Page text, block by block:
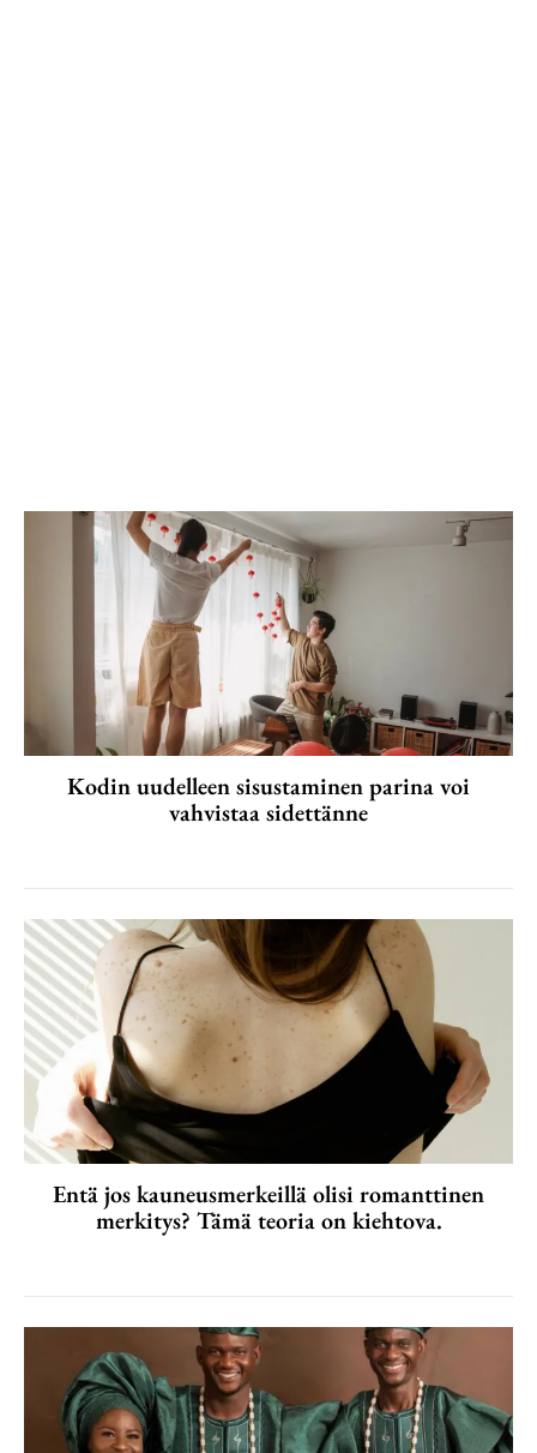
Kodin uudelleen sisustaminen parina voi
vahvistaa sidettänne
Entä jos kauneusmerkeillä olisi romanttinen
merkitys? Tämä teoria on kiehtova.